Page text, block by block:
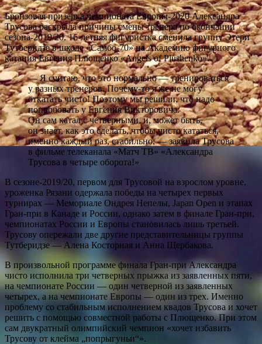
Бронзовая призерка чемпионата Европы-2020 Александра
Трусова раскрыла причины смены тренера по окончании
сезона-2019/20. 16-летняя фигуристка сменила группу Этери
Тутберидзе в школе «Самбо-70» на Академию фигурного
катания Евгения Плющенко «Angelsof Plushenko».
— Я считаю, что это нормально — тренироваться
у разных тренеров. Почему-то я же не могу
откатать чисто! Поэтому мы решили, что надо
попробовать у Евгения Викторовича.
Он сам катал с четверными, и, может быть,
он знает, как это сделать, чтобы чисто кататься,
именно каждый раз, стабильно, — заявила Трусова
в фильме телеканала «Матч ТВ» «Александра
Трусова в четыре оборота!»
В сезоне-2019/20, первом для Трусовой на взрослом уровне,
уроженка Рязани одержала победы на четырех первых
турнирах — Мемориале Ондрея Непелы, Japan Open и этапах
Гран-при в Канаде и России, однако затем в финале Гран-при,
чемпионатах России и Европы становилась лишь третьей.
Трусову опережали две другие представительницы группы
Тутберидзе — Алена Косторная и Анна Щербакова.
В произвольной программе финала Гран-при Александра
чисто исполнила три четверных прыжка из заявленных пяти,
на чемпионате России — один четверной из заявленных
четырех, а на чемпионате Европы — один из трех. Именно
проблему со стабильным исполнением квадов Трусова и хочет
решить с помощью совместной работы с Плющенко. При этом
сам двукратный олимпийский чемпион «хочет избавить
Трусову от клейма „попрыгуньи“».